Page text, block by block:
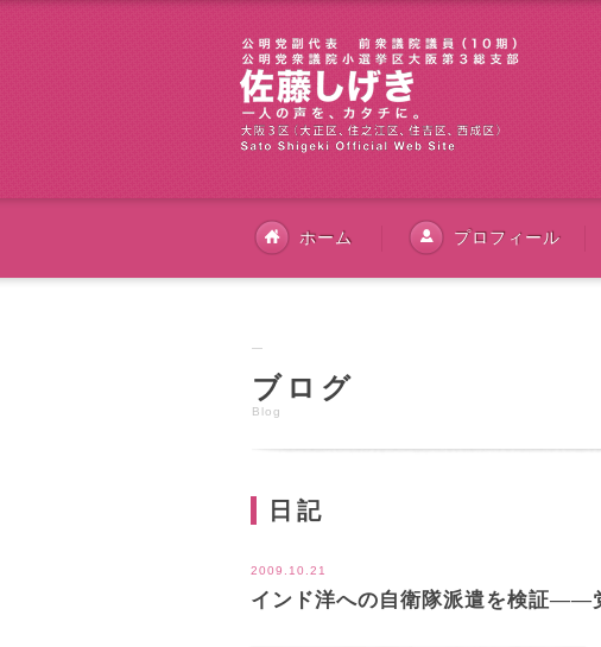
ホーム プロフィール
ブログ
Blog
日記
2009.10.21
インド洋への自衛隊派遣を検証――